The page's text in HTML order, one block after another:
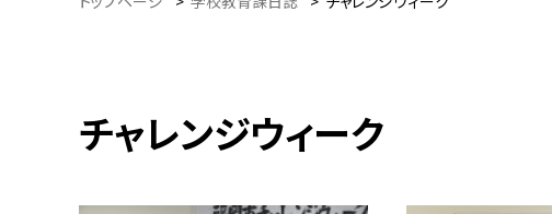
チャレンジウィーク